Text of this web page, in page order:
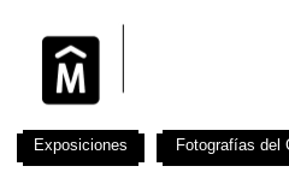
Exposiciones Fotografías del